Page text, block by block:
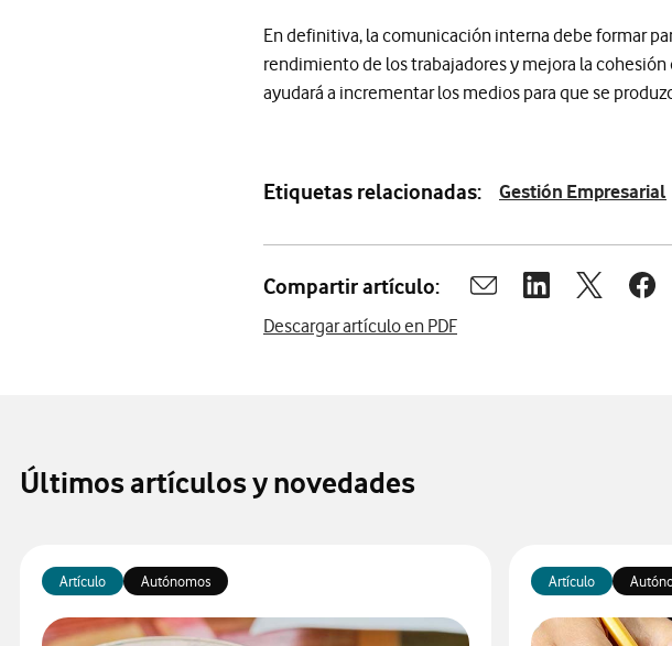
En definitiva, la comunicación interna debe formar
rendimiento de los trabajadores y mejora la
ayudará a incrementar los medios para que se
Etiquetas relacionadas: Gestión Empresarial
Compartir artículo: Abrir ventana para
Abrir ventana
Abrir
Descargar artículo en PDF
Últimos artículos y novedades
Artículo Autónomos Artículo